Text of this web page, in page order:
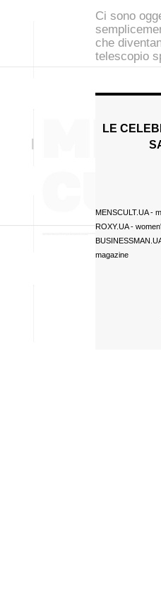
Ci sono
che
telescopio
LE
MENSCULT.UA-
ROXY.UA-
magazine